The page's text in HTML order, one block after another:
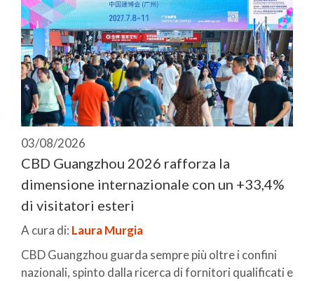
03/08/2026
CBD Guangzhou 2026 rafforza la
dimensione internazionale con un +33,4%
di visitatori esteri
A cura di: Laura Murgia
CBD Guangzhou guarda sempre più oltre i confini
nazionali, spinto dalla ricerca di fornitori qualificati e